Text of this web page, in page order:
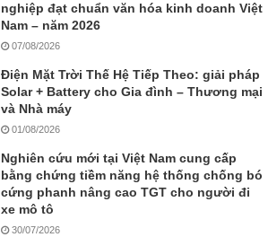
nghiệp đạt chuẩn văn hóa kinh doanh Việt
Nam – năm 2026
07/08/2026
Điện Mặt Trời Thế Hệ Tiếp Theo: giải pháp
Solar + Battery cho Gia đình – Thương mại
và Nhà máy
01/08/2026
Nghiên cứu mới tại Việt Nam cung cấp
bằng chứng tiềm năng hệ thống chống bó
cứng phanh nâng cao TGT cho người đi
xe mô tô
30/07/2026